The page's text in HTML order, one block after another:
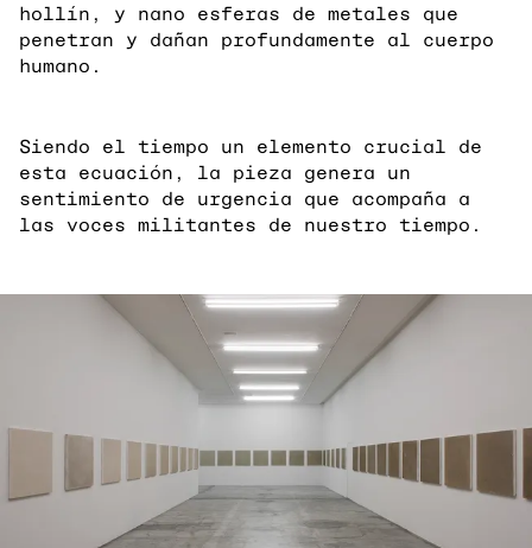
hollín, y nano esferas de metales que
penetran y dañan profundamente al cuerpo
humano.
Siendo el tiempo un elemento crucial de
esta ecuación, la pieza genera un
sentimiento de urgencia que acompaña a
las voces militantes de nuestro tiempo.